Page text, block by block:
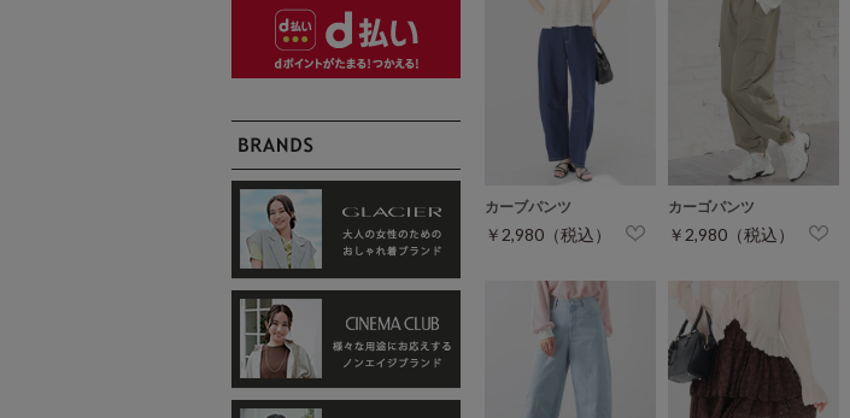
カーブパンツ
￥2,980（税込）
カーゴパンツ
￥2,980（税込）